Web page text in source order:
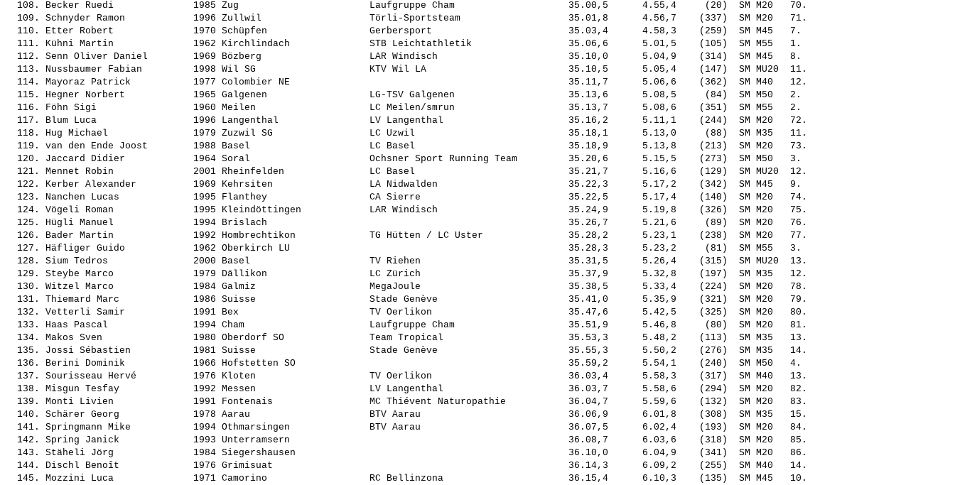
  108.
Becker Ruedi
1985 Zug                       Laufgruppe Cham                    35.00,5      4.55,4     (20)  SM M20   70.
  109.
Schnyder Ramon
1996 Zullwil                   Törli-Sportsteam                   35.01,8      4.56,7    (337)  SM M20   71.
  110.
Etter Robert
1970 Schüpfen                  Gerbersport                        35.03,4      4.58,3    (259)  SM M45   7.
  111.
Kühni Martin
1962 Kirchlindach              STB Leichtathletik                 35.06,6      5.01,5    (105)  SM M55   1.
  112.
Senn Oliver Daniel
1969 Bözberg                   LAR Windisch                       35.10,0      5.04,9    (314)  SM M45   8.
  113.
Nussbaumer Fabian
1998 Wil SG                    KTV Wil LA                         35.10,5      5.05,4    (147)  SM MU20  11.
  114.
Mayoraz Patrick
1977 Colombier NE                                                 35.11,7      5.06,6    (362)  SM M40   12.
  115.
Hegner Norbert
1965 Galgenen                  LG-TSV Galgenen                    35.13,6      5.08,5     (84)  SM M50   2.
  116.
Föhn Sigi
1960 Meilen                    LC Meilen/smrun                    35.13,7      5.08,6    (351)  SM M55   2.
  117.
Blum Luca
1996 Langenthal                LV Langenthal                      35.16,2      5.11,1    (244)  SM M20   72.
  118.
Hug Michael
1979 Zuzwil SG                 LC Uzwil                           35.18,1      5.13,0     (88)  SM M35   11.
  119.
van den Ende Joost
1988 Basel                     LC Basel                           35.18,9      5.13,8    (213)  SM M20   73.
  120.
Jaccard Didier
1964 Soral                     Ochsner Sport Running Team         35.20,6      5.15,5    (273)  SM M50   3.
  121.
Mennet Robin
2001 Rheinfelden               LC Basel                           35.21,7      5.16,6    (129)  SM MU20  12.
  122.
Kerber Alexander
1969 Kehrsiten                 LA Nidwalden                       35.22,3      5.17,2    (342)  SM M45   9.
  123.
Nanchen Lucas
1995 Flanthey                  CA Sierre                          35.22,5      5.17,4    (140)  SM M20   74.
  124.
Vögeli Roman
1995 Kleindöttingen            LAR Windisch                       35.24,9      5.19,8    (326)  SM M20   75.
  125.
Hügli Manuel
1994 Brislach                                                     35.26,7      5.21,6     (89)  SM M20   76.
  126.
Bader Martin
1992 Hombrechtikon             TG Hütten / LC Uster               35.28,2      5.23,1    (238)  SM M20   77.
  127.
Häfliger Guido
1962 Oberkirch LU                                                 35.28,3      5.23,2     (81)  SM M55   3.
  128.
Sium Tedros
2000 Basel                     TV Riehen                          35.31,5      5.26,4    (315)  SM MU20  13.
  129.
Steybe Marco
1979 Dällikon                  LC Zürich                          35.37,9      5.32,8    (197)  SM M35   12.
  130.
Witzel Marco
1984 Galmiz                    MegaJoule                          35.38,5      5.33,4    (224)  SM M20   78.
  131.
Thiemard Marc
1986 Suisse                    Stade Genève                       35.41,0      5.35,9    (321)  SM M20   79.
  132.
Vetterli Samir
1991 Bex                       TV Oerlikon                        35.47,6      5.42,5    (325)  SM M20   80.
  133.
Haas Pascal
1994 Cham                      Laufgruppe Cham                    35.51,9      5.46,8     (80)  SM M20   81.
  134.
Makos Sven
1980 Oberdorf SO               Team Tropical                      35.53,3      5.48,2    (113)  SM M35   13.
  135.
Jossi Sébastien
1981 Suisse                    Stade Genève                       35.55,3      5.50,2    (276)  SM M35   14.
  136.
Berini Dominik
1966 Hofstetten SO                                                35.59,2      5.54,1    (240)  SM M50   4.
  137.
Sourisseau Hervé
1976 Kloten                    TV Oerlikon                        36.03,4      5.58,3    (317)  SM M40   13.
  138.
Misgun Tesfay
1992 Messen                    LV Langenthal                      36.03,7      5.58,6    (294)  SM M20   82.
  139.
Monti Livien
1991 Fontenais                 MC Thiévent Naturopathie           36.04,7      5.59,6    (132)  SM M20   83.
  140.
Schärer Georg
1978 Aarau                     BTV Aarau                          36.06,9      6.01,8    (308)  SM M35   15.
  141.
Springmann Mike
1994 Othmarsingen              BTV Aarau                          36.07,5      6.02,4    (193)  SM M20   84.
  142.
Spring Janick
1993 Unterramsern                                                 36.08,7      6.03,6    (318)  SM M20   85.
  143.
Stäheli Jörg
1984 Siegershausen                                                36.10,0      6.04,9    (341)  SM M20   86.
  144.
Dischl Benoît
1976 Grimisuat                                                    36.14,3      6.09,2    (255)  SM M40   14.
  145.
Mozzini Luca
1971 Camorino                  RC Bellinzona                      36.15,4      6.10,3    (135)  SM M45   10.